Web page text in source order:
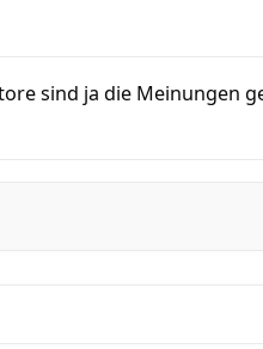
sind ja die Meinungen